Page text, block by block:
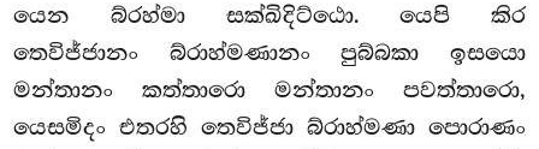
යෙන බ්රහ්මා සක්ඛිදිට්ඨො. යෙපි කිර
තෙවිජ්ජානං බ්රාහ්මණානං පුබ්බකා ඉසයො
මන්තානං කත්තාරො මන්තානං පවත්තාරො,
යෙසමිදං එතරහි තෙවිජ්ජා බ්රාහ්මණා පොරාණං